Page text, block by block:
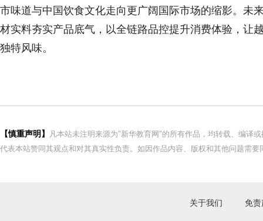
市味道与中国饮食文化走向更广阔国际市场的缩影。未
材实料夯实产品底气，以全链路品控提升消费体验，让
独特风味。
【慎重声明】
凡本站未注明来源为"新华教育网"的所有作品，均转载、编译
代表本站赞同其观点和对其真实性负责。如因作品内容、版权和其他问题需
关于我们 免责